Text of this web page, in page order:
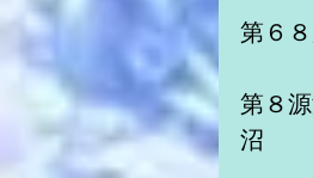
第６
第８